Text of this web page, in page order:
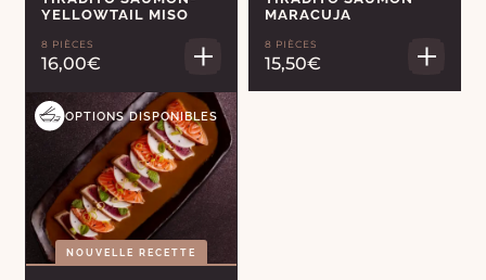
YELLOWTAIL MISO
8 PIÈCES
16,00€
MARACUJA
8 PIÈCES
15,50€
OPTIONS DISPONIBLES
NOUVELLE RECETTE